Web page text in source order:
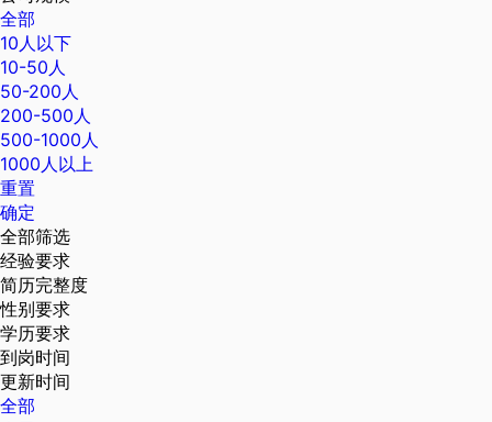
全部
10人以下
10-50人
50-200人
200-500人
500-1000人
1000人以上
重置
确定
全部筛选
经验要求
简历完整度
性别要求
学历要求
到岗时间
更新时间
全部